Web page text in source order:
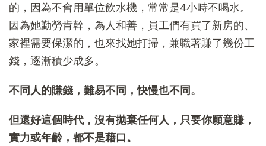
的，因為不會用單位飲水機，常常是4小時不喝水。
因為她勤勞肯幹，為人和善，員工們有買了新房的、
家裡需要保潔的，也來找她打掃，兼職著賺了幾份工
錢，逐漸積少成多。
不同人的賺錢，難易不同，快慢也不同。
但還好這個時代，沒有拋棄任何人，只要你願意賺，
實力或年齡，都不是藉口。